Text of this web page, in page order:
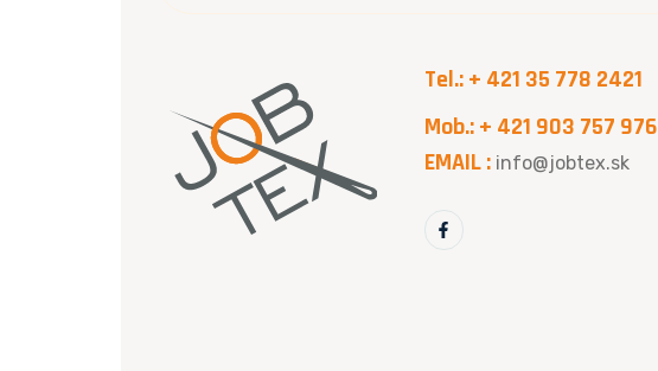
Tel.:+ 421 35 778 2421
Mob.:+ 421 903 757 976
EMAIL : info@jobtex.sk